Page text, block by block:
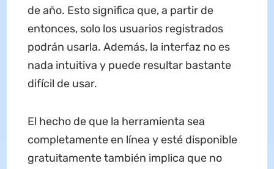
de año. Esto significa que, a partir de
entonces, solo los usuarios registrados
podrán usarla. Además, la interfaz no es
nada intuitiva y puede resultar bastante
difícil de usar.
El hecho de que la herramienta sea
completamente en línea y esté disponible
gratuitamente también implica que no